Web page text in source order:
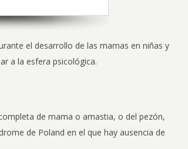
el desarrollo de las mamas en niñas y
a la esfera psicológica.
de mama o amastia, o del pezón,
de Poland en el que hay ausencia de